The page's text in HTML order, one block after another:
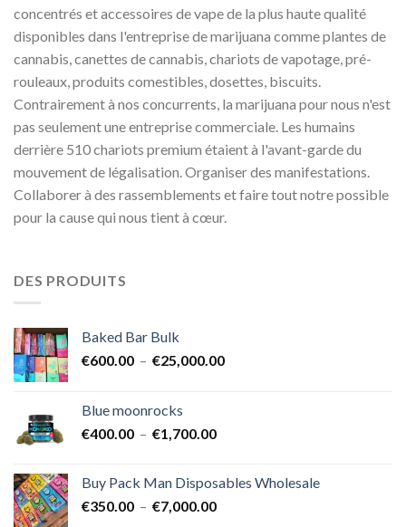
concentrés et accessoires de vape de la plus haute qualité
disponibles dans l'entreprise de marijuana comme plantes de
cannabis, canettes de cannabis, chariots de vapotage, pré-
rouleaux, produits comestibles, dosettes, biscuits.
Contrairement à nos concurrents, la marijuana pour nous n'est
pas seulement une entreprise commerciale. Les humains
derrière 510 chariots premium étaient à l'avant-garde du
mouvement de légalisation. Organiser des manifestations.
Collaborer à des rassemblements et faire tout notre possible
pour la cause qui nous tient à cœur.
DES PRODUITS
Baked Bar Bulk
€600.00 – €25,000.00Plage
Blue moonrocks
€400.00 – €1,700.00Plage
€400.00
à
Buy Pack Man Disposables Wholesale
€350.00 – €7,000.00Plage